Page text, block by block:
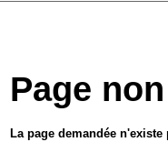
Economie
Services
Page
La page demandée n'existe